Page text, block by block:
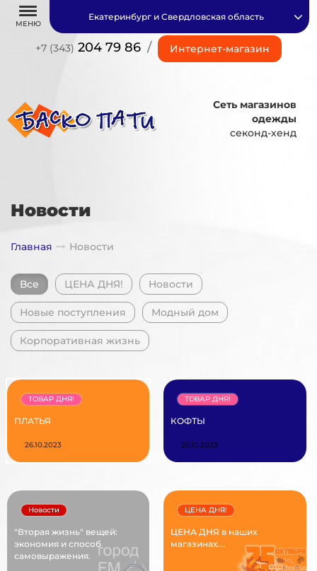
МЕНЮ
+7 (343) 204 79 86 / Интернет-магазин
Екатеринбург и Свердловская область
Сеть магазинов
одежды
секонд-хенд
Новости
Главная Новости
Все ЦЕНА ДНЯ! Новости
Новые поступления Модный дом
Корпоративная жизнь
ПЛАТЬЯ
ТОВАР ДНЯ!
26.10.2023
КОФТЫ
ТОВАР ДНЯ!
26.10.2023
"Вторая жизнь" вещей:
экономия и способ
самовыражения.
Новости
ЦЕНА ДНЯ в наших
магазинах....
ЦЕНА ДНЯ!